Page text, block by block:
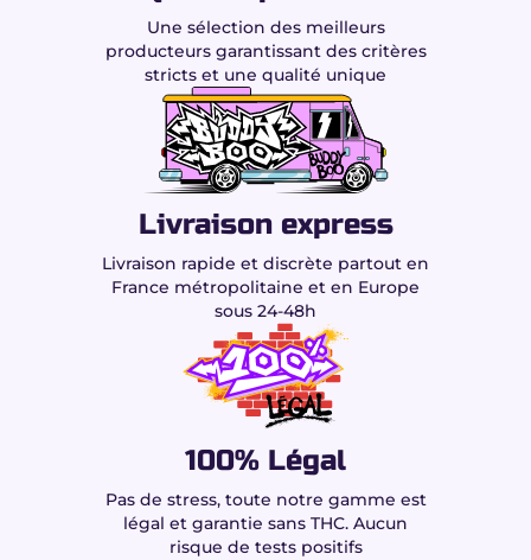
Une sélection des meilleurs
producteurs garantissant des critères
stricts et une qualité unique
Livraison express
Livraison rapide et discrète partout en
France métropolitaine et en Europe
sous 24-48h
100% Légal
Pas de stress, toute notre gamme est
légal et garantie sans THC. Aucun
risque de tests positifs